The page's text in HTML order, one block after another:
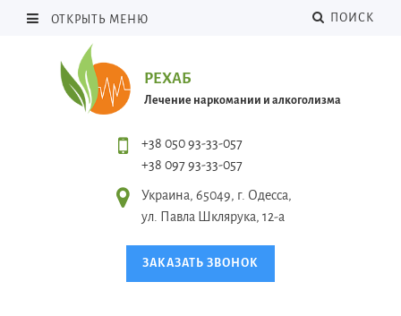
ОТКРЫТЬ МЕНЮ ПОИСК
РЕХАБ
Лечение наркомании и алкоголизма
+38 050 93-33-057
+38 097 93-33-057
Украина, 65049, г. Одесса,
ул. Павла Шклярука, 12-а
ЗАКАЗАТЬ ЗВОНОК